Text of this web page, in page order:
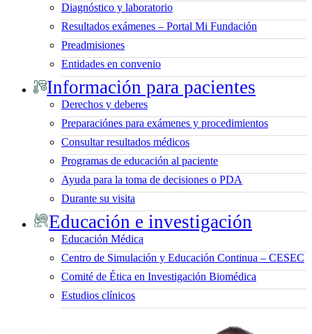
Diagnóstico y laboratorio
Resultados exámenes – Portal Mi Fundación
Preadmisiones
Entidades en convenio
Información para pacientes
Derechos y deberes
Preparaciónes para exámenes y procedimientos
Consultar resultados médicos
Programas de educación al paciente
Ayuda para la toma de decisiones o PDA
Durante su visita
Educación e investigación
Educación Médica
Centro de Simulación y Educación Continua – CESEC
Comité de Ética en Investigación Biomédica
Estudios clínicos